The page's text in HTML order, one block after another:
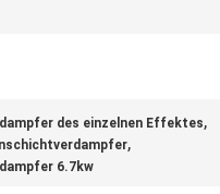
des einzelnen Effektes,
,
6.7kw